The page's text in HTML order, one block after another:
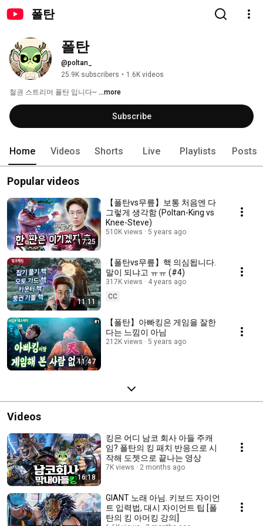
폴탄
폴탄
@poltan_
25.9K subscribers • 1.6K videos
철권 스트리머 폴탄 입니다~ ...more
Subscribe
Home Videos Shorts Live Playlists Posts
Popular videos
17:25
【폴탄vs무릎】보통 처음엔 다
그렇게 생각함 (Poltan-King vs
Knee-Steve)
510K views 5 years ago
11:11
【폴탄vs무릎】핵 의심됩니다.
말이 되냐고 ㅠㅠ (#4)
317K views
4 years ago
CC
11:47
【폴탄】아빠킹은 게임을 잘한
다는 느낌이 아님
212K views 5 years ago
Videos
16:18
킹은 어디 남코 회사 아들 주캐
임? 폴탄의 킹 패치 반응으로 시
작해 도젯으로 끝나는 영상
7K views 2 months ago
GIANT 노래 아님. 키보드 자이언
트 입력법, 대시 자이언트 팁 [폴
탄의 킹 아머킹 강의]